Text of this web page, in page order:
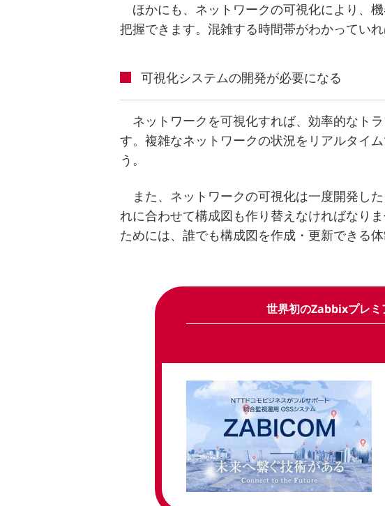
ほかにも、ネットワークの可視化により、
把握できます。混雑する時間帯がわかってい
可視化システムの開発が必要になる
ネットワークを可視化すれば、効率的なト
す。複雑なネットワークの状況をリアルタイ
う。
また、ネットワークの可視化は一度開発し
れに合わせて構成図も作り替えなければなり
ためには、誰でも構成図を作成・更新できる
世界初のZabbixプレミ